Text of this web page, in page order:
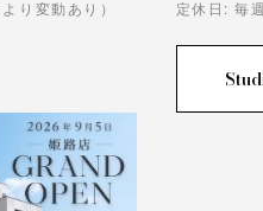
り変動あり）
定休日: 毎